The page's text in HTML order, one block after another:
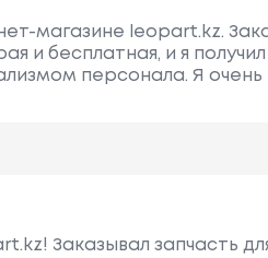
магазине leopart.kz.
и бесплатная, и я
персонала. Я
Заказывал запчасть